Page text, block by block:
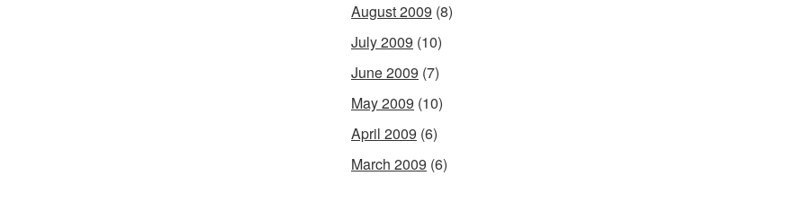
August 2009 (8)
July 2009 (10)
June 2009 (7)
May 2009 (10)
April 2009 (6)
March 2009 (6)